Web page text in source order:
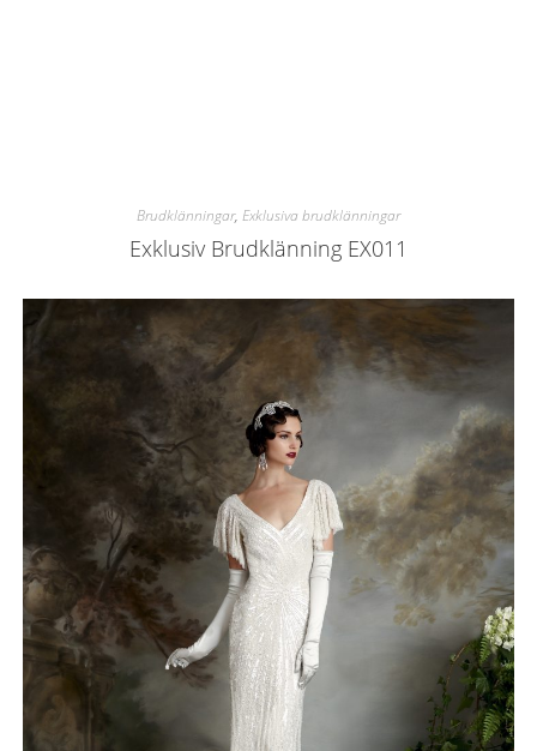
Brudklänningar, Exklusiva brudklänningar
Exklusiv Brudklänning EX011